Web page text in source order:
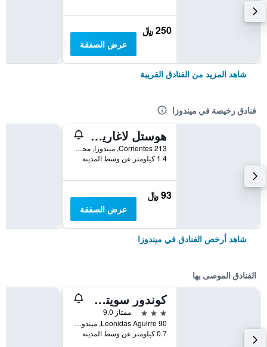
250 ﷼
عرض الصفقة
شاهد المزيد من الفنادق القريبة
فنادق رخيصة في ميندوزا
هوستل لاغاريس
Corrientes 213, ميندوزا, محافظة مندوسا, الأرجنتين
1.4 كيلومتر عن وسط المدينة
93 ﷼
عرض الصفقة
شاهد أرخص الفنادق في ميندوزا
الفنادق الموصى بها
كوندور سويتس أبارت هوتل
3 نجوم
ممتاز 9.0
Leonidas Aguirre 90, ميندوزا, محافظة مندوسا, الأرجنتين
0.7 كيلومتر عن وسط المدينة